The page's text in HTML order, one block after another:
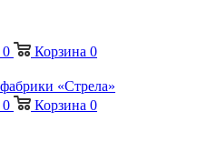
0 Корзина 0
0 Корзина 0